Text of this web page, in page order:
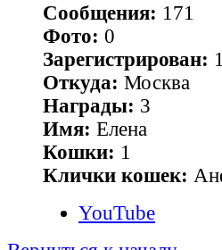
Сообщения: 171
Фото: 0
Зарегистрирован:
Откуда: Москва
Награды: 3
Имя: Елена
Кошки: 1
Клички кошек:
YouTube